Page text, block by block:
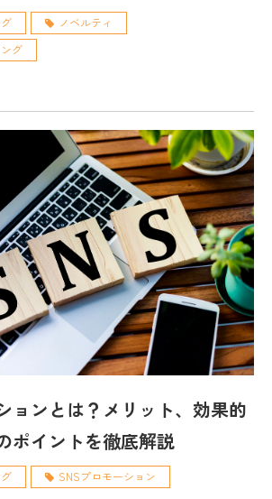
ノベルティ
グ
ョンとは？メリット、効果的
ポイントを徹底解説
SNSプロモーション